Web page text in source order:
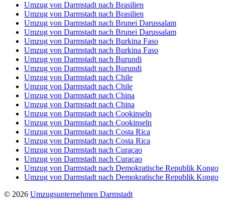
Umzug von Darmstadt nach Brasilien
Umzug von Darmstadt nach Brasilien
Umzug von Darmstadt nach Brunei Darussalam
Umzug von Darmstadt nach Brunei Darussalam
Umzug von Darmstadt nach Burkina Faso
Umzug von Darmstadt nach Burkina Faso
Umzug von Darmstadt nach Burundi
Umzug von Darmstadt nach Burundi
Umzug von Darmstadt nach Chile
Umzug von Darmstadt nach Chile
Umzug von Darmstadt nach China
Umzug von Darmstadt nach China
Umzug von Darmstadt nach Cookinseln
Umzug von Darmstadt nach Cookinseln
Umzug von Darmstadt nach Costa Rica
Umzug von Darmstadt nach Costa Rica
Umzug von Darmstadt nach Curaçao
Umzug von Darmstadt nach Curaçao
Umzug von Darmstadt nach Demokratische Republik Kongo
Umzug von Darmstadt nach Demokratische Republik Kongo
© 2026 Umzugsunternehmen Darmstadt